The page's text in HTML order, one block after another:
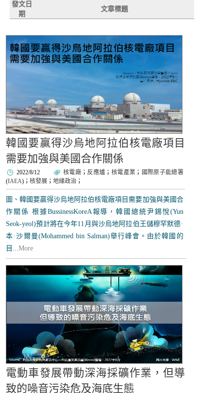
發文日
期
文章標題
韓國要贏得沙烏地阿拉伯核電廠項目
需要加強與美國合作關係
2022/8/12 核電廠 ； 反應爐 ； 核電產業 ； 國際原子能總署
(IAEA)；核發展 ；地緣政治 ；
圖、韓國要贏得沙烏地阿拉伯核電廠項目需要加強與美國合
作關係 根據BussinessKoreA報導，韓國總統尹錫悅(Yun
Seok-yeol)預計將在今年11月與沙烏地阿拉伯王儲穆罕默德·
本·沙爾曼(Mohammed bin Salman)舉行峰會。由於韓國的
目...More
電動車發展帶動深海採礦作業，但導
致的噪音污染危及海底生態